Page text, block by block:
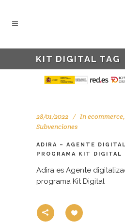
KIT DIGITAL TAG
28/01/2022 Inecommerce,
Subvenciones
ADIRA – AGENTE
PROGRAMA KIT DIGITAL
Adira es Agente
programa Kit Digital